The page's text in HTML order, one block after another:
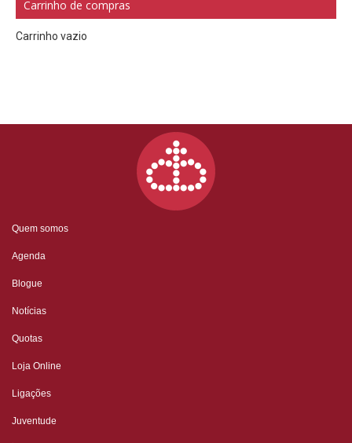
Carrinho de compras
Carrinho vazio
Quem somos
Agenda
Blogue
Notícias
Quotas
Loja Online
Ligações
Juventude